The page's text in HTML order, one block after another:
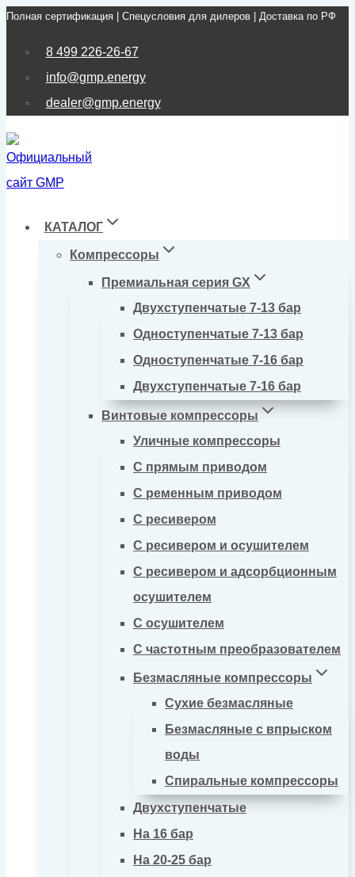
Перейти
Полная сертификация | Спецусловия для дилеров | Доставка по РФ
8 499 226-26-67
info@gmp.energy
dealer@gmp.energy
КАТАЛОГ
Компрессоры
Премиальная серия GX
Двухступенчатые 7-13 бар
Одноступенчатые 7-13 бар
Одноступенчатые 7-16 бар
Двухступенчатые 7-16 бар
Винтовые компрессоры
Уличные компрессоры
С прямым приводом
С ременным приводом
С ресивером
С ресивером и осушителем
С ресивером и адсорбционным
осушителем
С осушителем
С частотным преобразователем
Безмасляные компрессоры
Сухие безмасляные
Безмасляные с впрыском
воды
Спиральные компрессоры
Двухступенчатые
На 16 бар
На 20-25 бар